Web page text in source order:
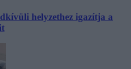
helyzethez igazítja a